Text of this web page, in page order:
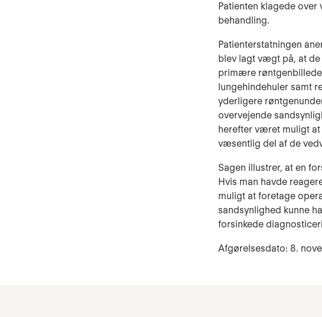
Patienten klagede
behandling.
Patienterstatningen
blev lagt vægt på, at
primære
lungehindehuler samt
yderligere
overvejende
herefter været muligt at
væsentlig del af de
Sagen illustrer, at en
Hvis man havde
muligt at foretage
sandsynlighed kunne
forsinkede
Afgørelsesdato: 8.